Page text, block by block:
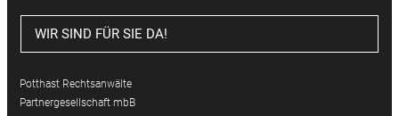
WIR SIND FÜR SIE DA!
Potthast Rechtsanwälte
Partnergesellschaft mbB